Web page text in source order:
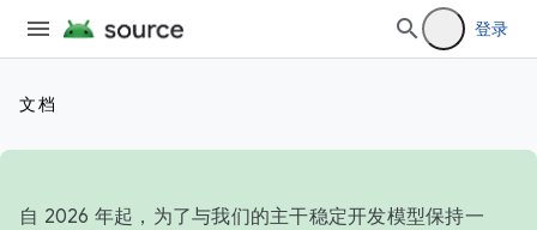
登录
文档
自 2026 年起，为了与我们的主干稳定开发模型保持一